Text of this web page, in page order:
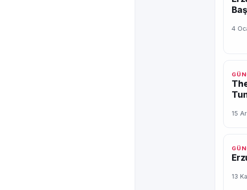
4
15
13